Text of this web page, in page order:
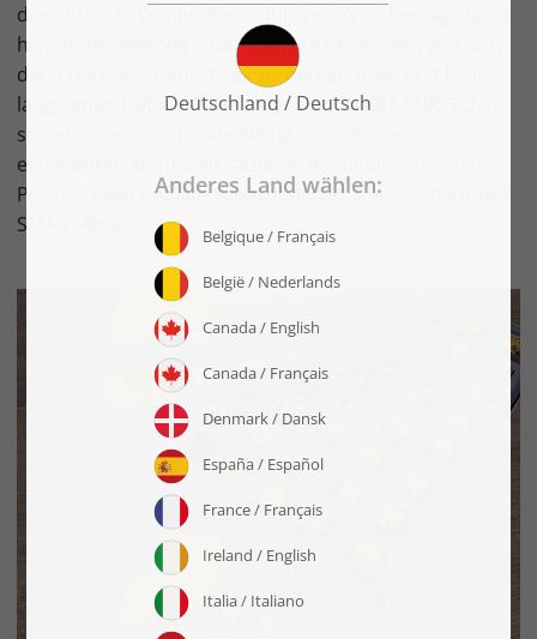
durchdachte Design dieser luftigen Zwischenlage lässt
hier erste wage Vermutungen hochkommen, was sich
denn darunter neuartiges verbergen mag. Erst beim
langsamen Heben dieser zeigt sich SMART SORTED in
seiner vollen Pracht. Sorgfältig in ein Raster
eingebettet, stehen 40 säuberlich und bis oben mit
Puzzle-Teilen befüllte Schächtelchen, die sogenannten
SMART-Boxen.